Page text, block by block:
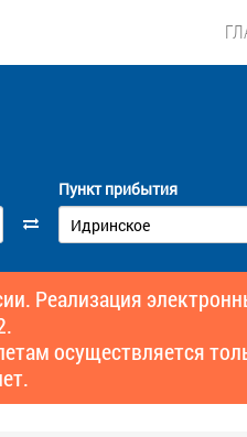
Пункт прибытия
Реализация
осуществляется